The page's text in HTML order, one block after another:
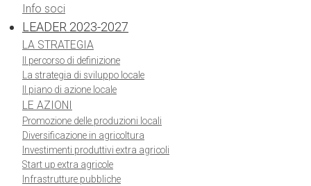
Info soci
LEADER 2023-2027
LA STRATEGIA
Il percorso di definizione
La strategia di sviluppo locale
Il piano di azione locale
LE AZIONI
Promozione delle produzioni locali
Diversificazione in agricoltura
Investimenti produttivi extra agricoli
Start up extra agricole
Infrastrutture pubbliche